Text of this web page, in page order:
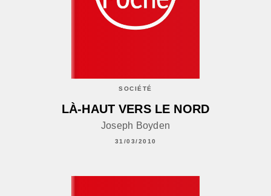
SOCIÉTÉ
LÀ-HAUT VERS LE NORD
Joseph Boyden
31/03/2010